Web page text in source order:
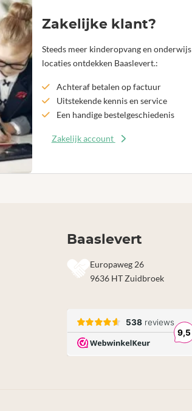
Zakelijke klant?
Steeds meer kinderopvang en onderwijs
locaties ontdekken Baaslevert.:
Achteraf betalen op factuur
Uitstekende kennis en service
Een handige bestelgeschiedenis
Zakelijk account
Baaslevert
Europaweg 26
9636 HT Zuidbroek